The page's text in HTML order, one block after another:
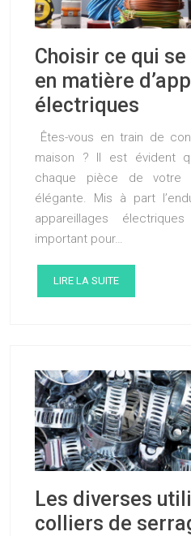
Choisir ce qui
en matière
électriques
Êtes-vous en train de
maison ? Il est évident
chaque pièce de votre
élégante. Mis à part
appareillages
important pour…
LIRE LA SUITE
Les diverses
colliers de